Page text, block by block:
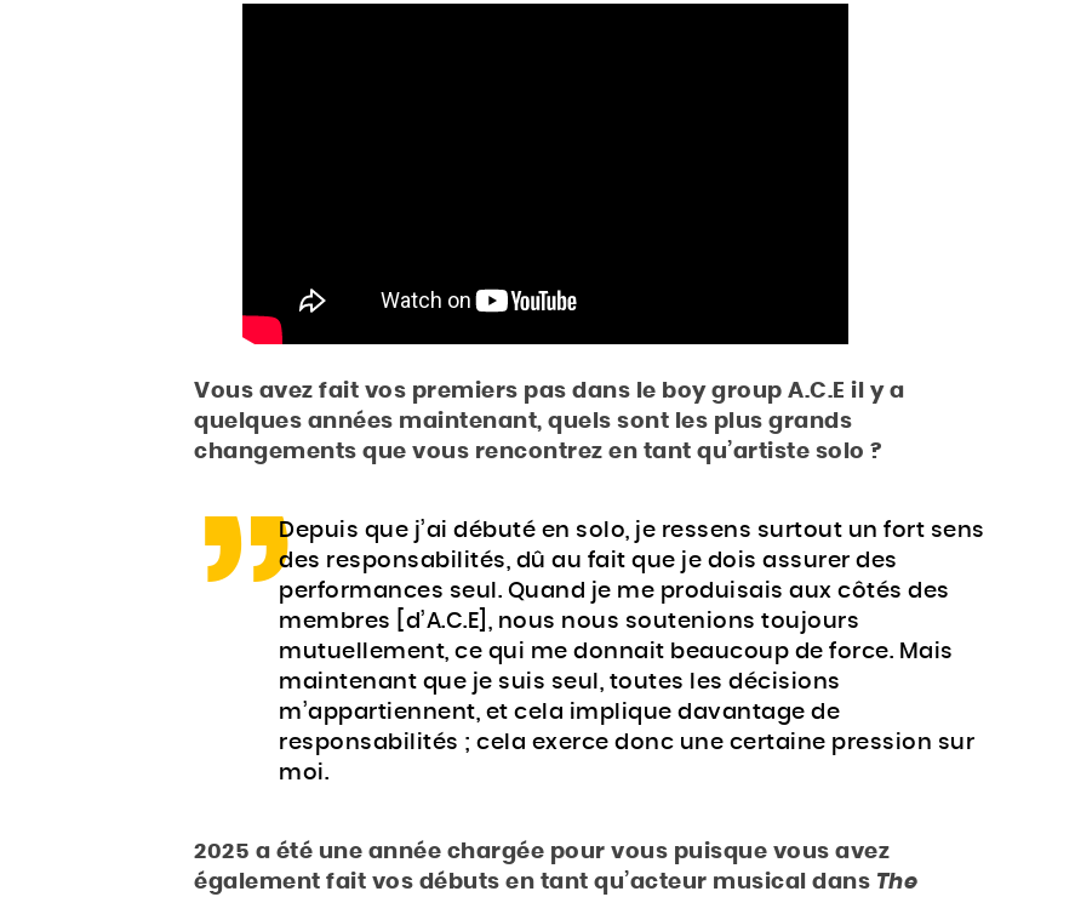
Vous avez fait vos premiers pas dans le boy group A.C.E il y a
quelques années maintenant, quels sont les plus grands
changements que vous rencontrez en tant qu’artiste solo ?
Depuis que j’ai débuté en solo, je ressens surtout un fort sens
des responsabilités, dû au fait que je dois assurer des
performances seul. Quand je me produisais aux côtés des
membres [d’A.C.E], nous nous soutenions toujours
mutuellement, ce qui me donnait beaucoup de force. Mais
maintenant que je suis seul, toutes les décisions
m’appartiennent, et cela implique davantage de
responsabilités ; cela exerce donc une certaine pression sur
moi.
2025 a été une année chargée pour vous puisque vous avez
également fait vos débuts en tant qu’acteur musical dans The